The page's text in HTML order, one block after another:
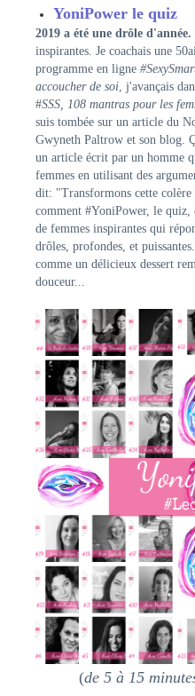
YoniPower le quiz
2019 a été une drôle d'année.
inspirantes. Je coachais une
programme en ligne
accoucher de soi, j'avançais
#SSS, 108 mantras pour les
suis tombée sur un article du
Gwyneth Paltrow et son blog.
un article écrit par un homme
femmes en utilisant des
dit: "Transformons cette
comment #YoniPower, le quiz,
de femmes inspirantes qui
drôles, profondes, et
comme un délicieux dessert
douceur...
(de 5 à 15